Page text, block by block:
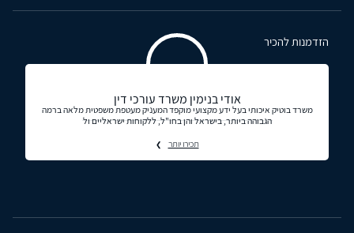
הזדמנות להכיר
אודי בנימין משרד עורכי דין
משרד בוטיק איכותי בעל ידע מקצועי מוקפד המעניק מעטפת משפטית מלאה ברמה
הגבוהה ביותר, בישראל והן בחו"ל, ללקוחות ישראליים ול
תכירו יותר